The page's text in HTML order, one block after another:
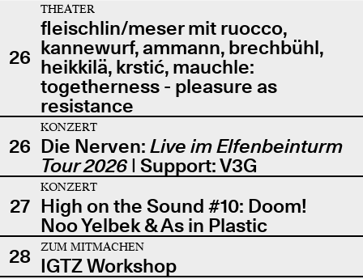
26
THEATER
fleischlin/meser mit ruocco,
kannewurf, ammann, brechbühl,
heikkilä, krstić, mauchle:
togetherness - pleasure as
resistance
26
KONZERT
Die Nerven: Live im Elfenbeinturm
Tour 2026| Support: V3G
27
KONZERT
High on the Sound #10: Doom!
Noo Yelbek & As in Plastic
28
ZUM MITMACHEN
IGTZ Workshop